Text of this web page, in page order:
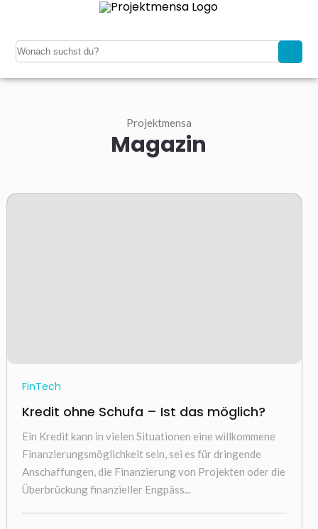
Projektmensa
Magazin
FinTech
Kredit ohne Schufa – Ist das möglich?
Ein Kredit kann in vielen Situationen eine willkommene
Finanzierungsmöglichkeit sein, sei es für dringende
Anschaffungen, die Finanzierung von Projekten oder die
Überbrückung finanzieller Engpäss...